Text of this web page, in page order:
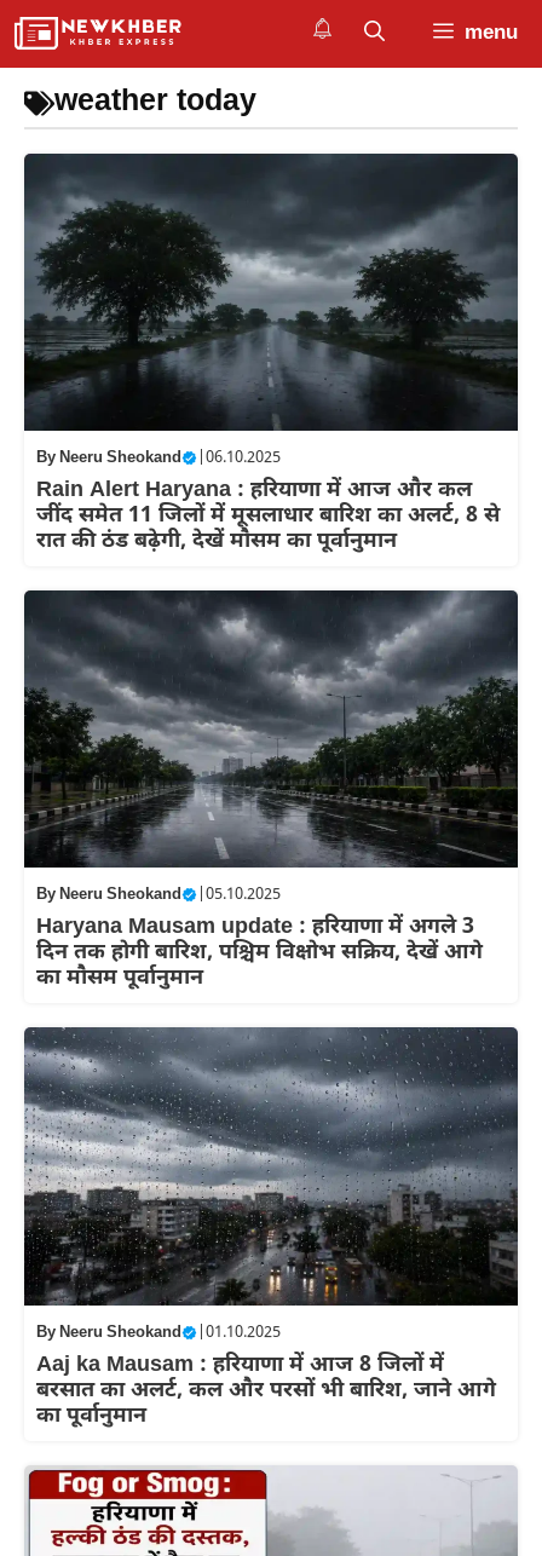
Skip
menu
weather today
ByNeeru Sheokand 06.10.2025
Rain Alert Haryana : हरियाणा में आज और कल
जींद समेत 11 जिलों में मूसलाधार बारिश का अलर्ट, 8 से
रात की ठंड बढ़ेगी, देखें मौसम का पूर्वानुमान
ByNeeru Sheokand 05.10.2025
Haryana Mausam update : हरियाणा में अगले 3
दिन तक होगी बारिश, पश्चिम विक्षोभ सक्रिय, देखें आगे
का मौसम पूर्वानुमान
ByNeeru Sheokand 01.10.2025
Aaj ka Mausam : हरियाणा में आज 8 जिलों में
बरसात का अलर्ट, कल और परसों भी बारिश, जाने आगे
का पूर्वानुमान